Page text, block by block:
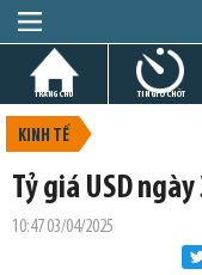
TRANG CHỦ TIN GIỜ CHÓT
KINH TẾ
Tỷ giá USD
10:47 03/04/2025